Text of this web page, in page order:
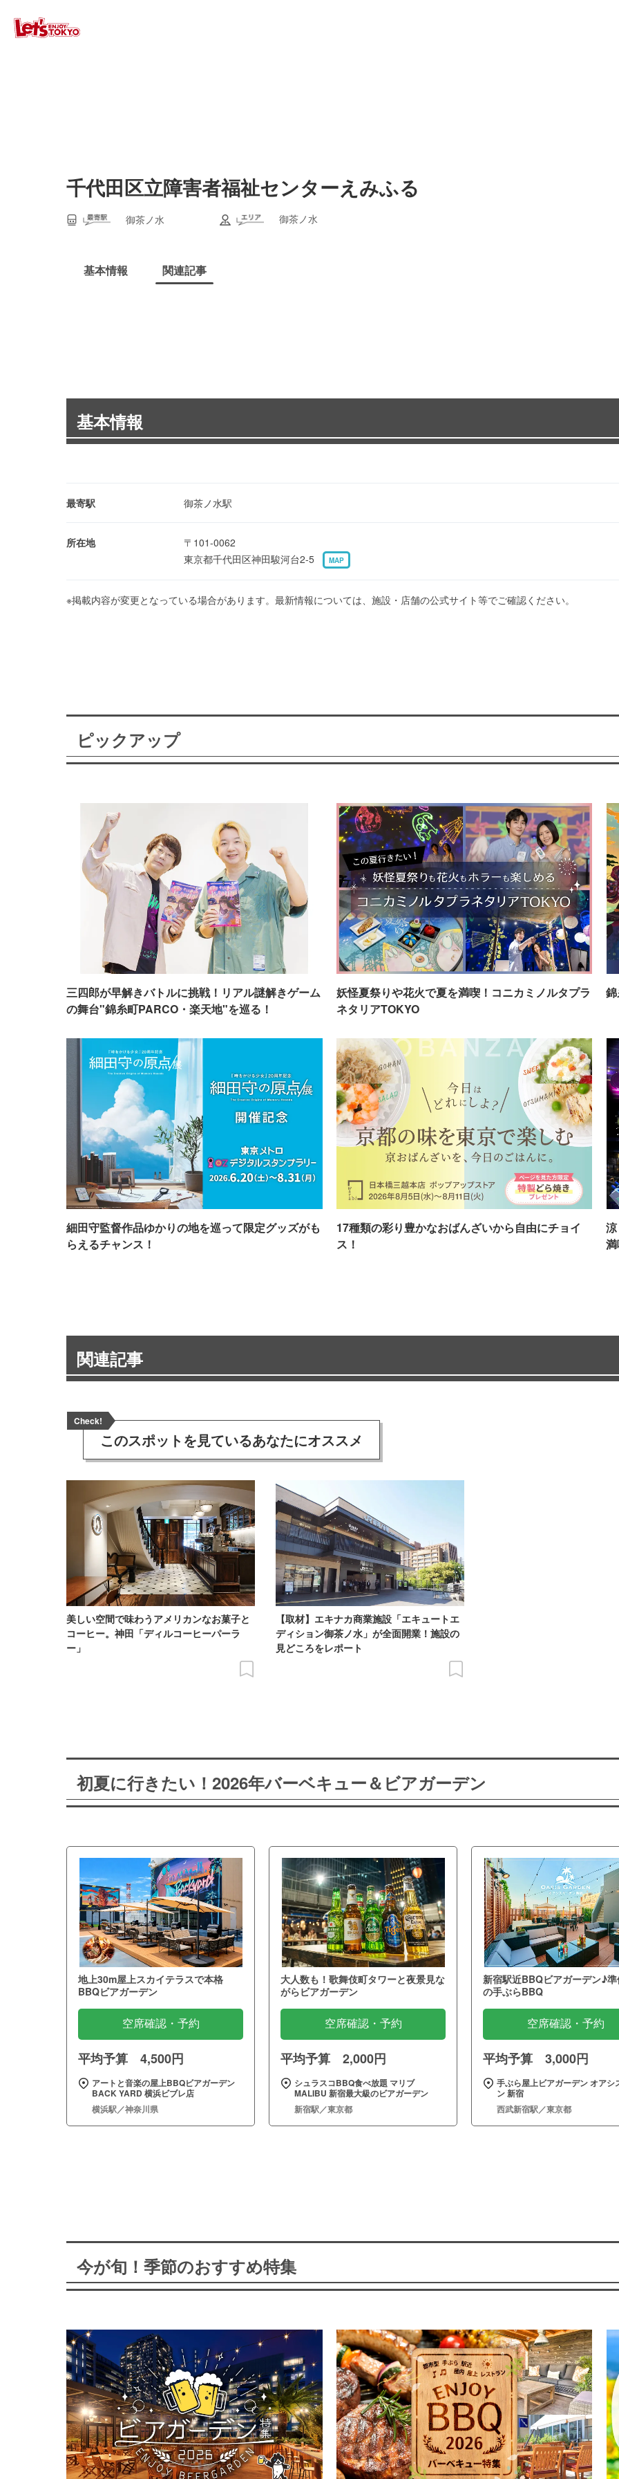
千代田区立障害者福祉センターえみふる
御茶ノ水 御茶ノ水
基本情報 関連記事
基本情報
最寄駅 御茶ノ水駅
所在地
〒101-0062
東京都千代田区神田駿河台2-5
MAP
※掲載内容が変更となっている場合があります。最新情報については、施設・店舗の公式サイト等でご確認ください。
ピックアップ
三四郎が早解きバトルに挑戦！リアル謎解きゲーム
の舞台"錦糸町PARCO・楽天地"を巡る！
妖怪夏祭りや花火で夏を満喫！コニカミノルタプラ
ネタリアTOKYO
細田守監督作品ゆかりの地を巡って限定グッズがも
らえるチャンス！
17種類の彩り豊かなおばんざいから自由にチョイ
ス！
関連記事
Check!
このスポットを見ているあなたにオススメ
美しい空間で味わうアメリカンなお菓子と
コーヒー。神田「ディルコーヒーパーラ
ー」
【取材】エキナカ商業施設「エキュートエ
ディション御茶ノ水」が全面開業！施設の
見どころをレポート
初夏に行きたい！2026年バーベキュー＆ビアガーデン
地上30m屋上スカイテラスで本格
BBQビアガーデン
空席確認・予約
平均予算 4,500円
アートと音楽の屋上BBQビアガーデン
BACK YARD 横浜ビブレ店
横浜駅／神奈川県
大人数も！歌舞伎町タワーと夜景見な
がらビアガーデン
空席確認・予約
平均予算 2,000円
シュラスコBBQ食べ放題 マリブ
MALIBU 新宿最大級のビアガーデン
新宿駅／東京都
新宿駅近BBQビアガーデン♪
の手ぶらBBQ
空席確認・予約
平均予算 3,000円
手ぶら屋上ビアガーデン オアシ
ン 新宿
西武新宿駅／東京都
今が旬！季節のおすすめ特集